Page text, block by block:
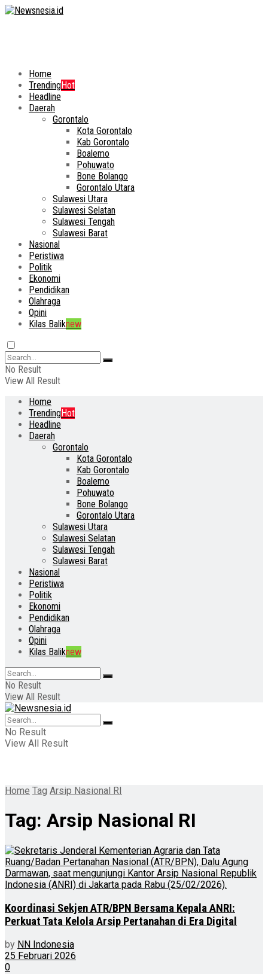
Home
TrendingHot
Headline
Daerah
Gorontalo
Kota Gorontalo
Kab Gorontalo
Boalemo
Pohuwato
Bone Bolango
Gorontalo Utara
Sulawesi Utara
Sulawesi Selatan
Sulawesi Tengah
Sulawesi Barat
Nasional
Peristiwa
Politik
Ekonomi
Pendidikan
Olahraga
Opini
Kilas Baliknew
No Result
View All Result
Home
TrendingHot
Headline
Daerah
Gorontalo
Kota Gorontalo
Kab Gorontalo
Boalemo
Pohuwato
Bone Bolango
Gorontalo Utara
Sulawesi Utara
Sulawesi Selatan
Sulawesi Tengah
Sulawesi Barat
Nasional
Peristiwa
Politik
Ekonomi
Pendidikan
Olahraga
Opini
Kilas Baliknew
No Result
View All Result
No Result
View All Result
Home Tag Arsip Nasional RI
Tag: Arsip Nasional RI
Koordinasi Sekjen ATR/BPN Bersama Kepala ANRI:
Perkuat Tata Kelola Arsip Pertanahan di Era Digital
by NN Indonesia
25 Februari 2026
0